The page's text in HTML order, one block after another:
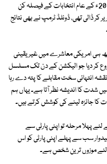
کے اُس وقت کے سربراہ میاں نواز شریف نے 2013ء کے عام انتخابات کے فیصلہ کن
کر ڈالی تھی، ڈونلڈ ٹرمپ نے بھی نتائج
ہی امریکی معاشرے میں غیر یقینی
کر دیا جو الیکشن کے دن تک مسلسل
نقشہ انتہائی سخت مقابلے کا پتہ دے رہا
کا اندیشہ نظر آتا ہے۔ یہاں ہم
پہلا مرحلہ تو اپنی پارٹی سے
سب سے پہلے اپنی پارٹی کو اس
لئے موزوں ترین شخص ہے۔